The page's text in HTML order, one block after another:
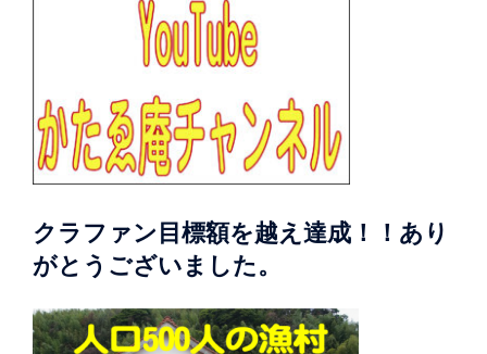
クラファン目標額を越え達成！！あり
がとうございました。